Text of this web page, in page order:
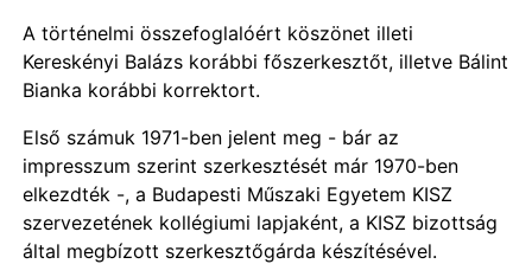
A történelmi összefoglalóért köszönet illeti
Kereskényi Balázs korábbi főszerkesztőt, illetve Bálint
Bianka korábbi korrektort.
Első számuk 1971-ben jelent meg - bár az
impresszum szerint szerkesztését már 1970-ben
elkezdték -, a Budapesti Műszaki Egyetem KISZ
szervezetének kollégiumi lapjaként, a KISZ bizottság
által megbízott szerkesztőgárda készítésével.